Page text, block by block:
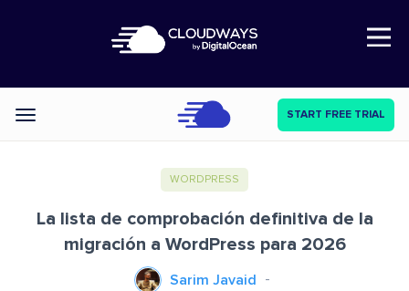
Open Nav
Categories START FREE TRIAL
WORDPRESS
La lista de comprobación definitiva de la
migración a WordPress para 2026
Sarim Javaid